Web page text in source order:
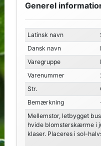
Generel
Latinsk navn
Dansk navn
Varegruppe
Varenummer
Str.
Bemærkning
Mellemstor, letbygget
hvide blomsterskærme i
klaser. Placeres i sol-